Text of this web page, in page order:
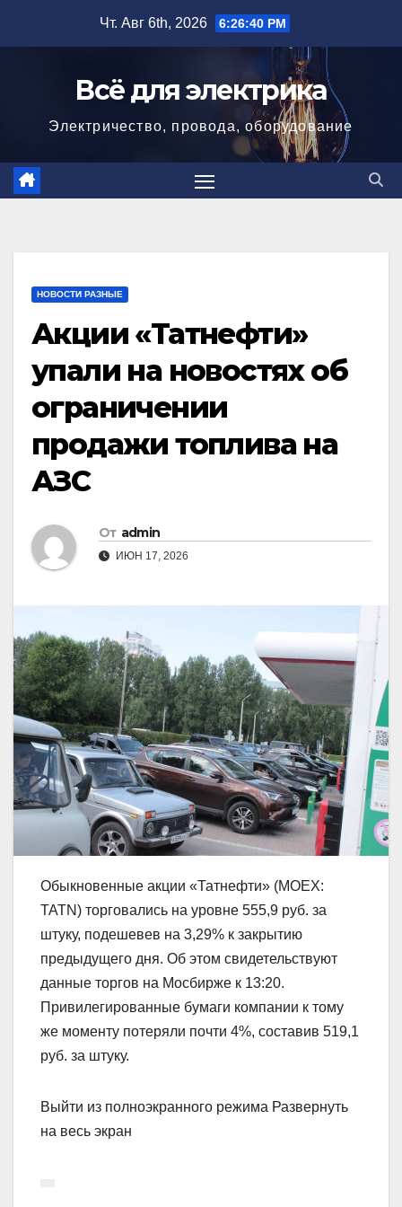
Чт. Авг 6th, 2026 6:26:41 PM
Всё для электрика
Электричество, провода, оборудование
НОВОСТИ РАЗНЫЕ
Акции «Татнефти»
упали на новостях об
ограничении
продажи топлива на
АЗС
От admin
ИЮН 17, 2026
Обыкновенные акции «Татнефти» (MOEX:
TATN) торговались на уровне 555,9 руб. за
штуку, подешевев на 3,29% к закрытию
предыдущего дня. Об этом свидетельствуют
данные торгов на Мосбирже к 13:20.
Привилегированные бумаги компании к тому
же моменту потеряли почти 4%, составив 519,1
руб. за штуку.
Выйти из полноэкранного режима Развернуть
на весь экран